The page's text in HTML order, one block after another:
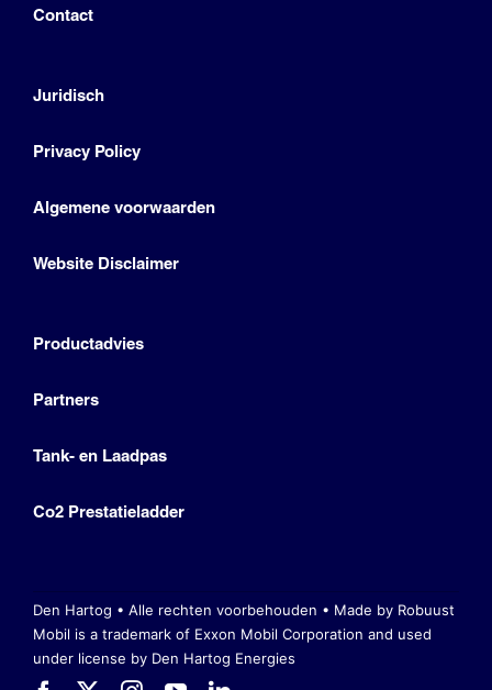
Contact
Juridisch
Privacy Policy
Algemene voorwaarden
Website Disclaimer
Productadvies
Partners
Tank- en Laadpas
Co2 Prestatieladder
Den Hartog • Alle rechten voorbehouden • Made by Robuust
Mobil is a trademark of Exxon Mobil Corporation and used
under license by Den Hartog Energies